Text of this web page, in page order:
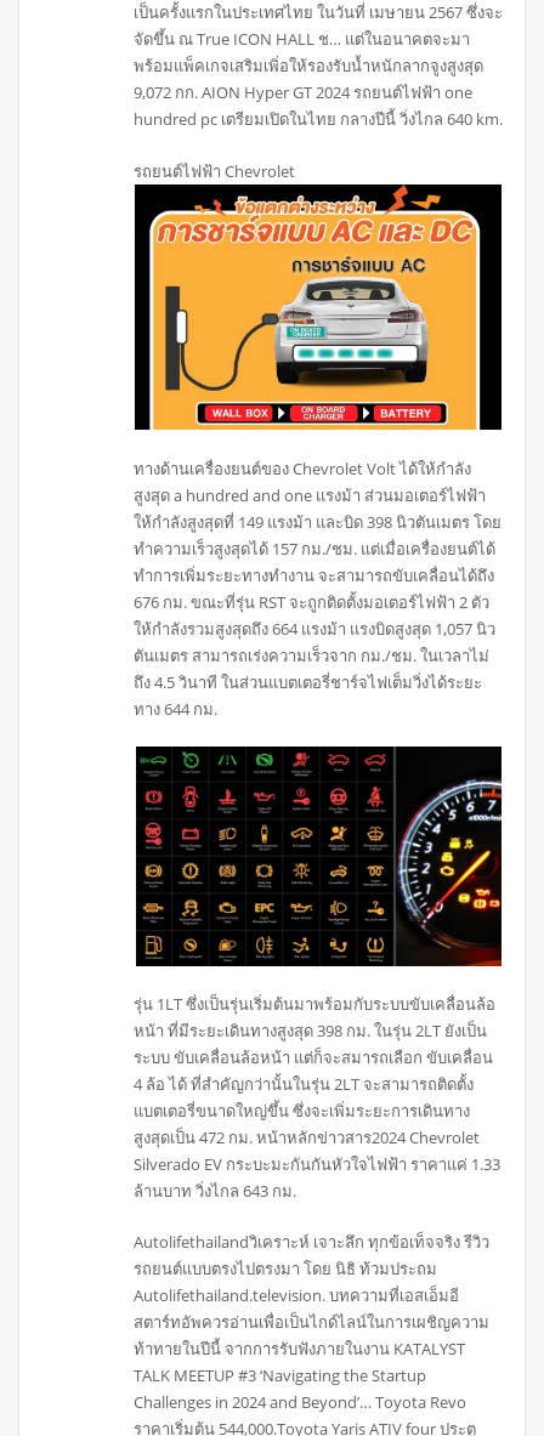
เป็นครั้งแรกในประเทศไทย ในวันที่ เมษายน 2567 ซึ่งจะ
จัดขึ้น ณ True ICON HALL ช… แต่ในอนาคตจะมา
พร้อมแพ็คเกจเสริมเพิ่อให้รองรับน้ำหนักลากจูงสูงสุด
9,072 กก. AION Hyper GT 2024 รถยนต์ไฟฟ้า one
hundred pc เตรียมเปิดในไทย กลางปีนี้ วิ่งไกล 640 km.
รถยนต์ไฟฟ้า Chevrolet
ทางด้านเครื่องยนต์ของ Chevrolet Volt ได้ให้กำลัง
สูงสุด a hundred and one แรงม้า ส่วนมอเตอร์ไฟฟ้า
ให้กำลังสูงสุดที่ 149 แรงม้า และบิด 398 นิวตันเมตร โดย
ทำความเร็วสูงสุดได้ 157 กม./ชม. แต่เมื่อเครื่องยนต์ได้
ทำการเพิ่มระยะทางทำงาน จะสามารถขับเคลื่อนได้ถึง
676 กม. ขณะที่รุ่น RST จะถูกติดตั้งมอเตอร์ไฟฟ้า 2 ตัว
ให้กำลังรวมสูงสุดถึง 664 แรงม้า แรงบิดสูงสุด 1,057 นิว
ตันเมตร สามารถเร่งความเร็วจาก กม./ชม. ในเวลาไม่
ถึง 4.5 วินาที ในส่วนแบตเตอรี่ชาร์จไฟเต็มวิ่งได้ระยะ
ทาง 644 กม.
รุ่น 1LT ซึ่งเป็นรุ่นเริ่มต้นมาพร้อมกับระบบขับเคลื่อนล้อ
หน้า ที่มีระยะเดินทางสูงสุด 398 กม. ในรุ่น 2LT ยังเป็น
ระบบ ขับเคลื่อนล้อหน้า แต่ก็จะสมารถเลือก ขับเคลื่อน
4 ล้อ ได้ ที่สำคัญกว่านั้นในรุ่น 2LT จะสามารถติดตั้ง
แบตเตอรี่ขนาดใหญ่ขึ้น ซึ่งจะเพิ่มระยะการเดินทาง
สูงสุดเป็น 472 กม. หน้าหลักข่าวสาร2024 Chevrolet
Silverado EV กระบะมะกันกันหัวใจไฟฟ้า ราคาแค่ 1.33
ล้านบาท วิ่งไกล 643 กม.
Autolifethailandวิเคราะห์ เจาะลึก ทุกข้อเท็จจริง รีวิว
รถยนต์แบบตรงไปตรงมา โดย นิธิ ท้วมประถม
Autolifethailand.television. บทความที่เอสเอ็มอี
สตาร์ทอัพควรอ่านเพื่อเป็นไกด์ไลน์ในการเผชิญความ
ท้าทายในปีนี้ จากการรับฟังภายในงาน KATALYST
TALK MEETUP #3 ‘Navigating the Startup
Challenges in 2024 and Beyond’… Toyota Revo
ราคาเริ่มต้น 544,000.Toyota Yaris ATIV four ประตู